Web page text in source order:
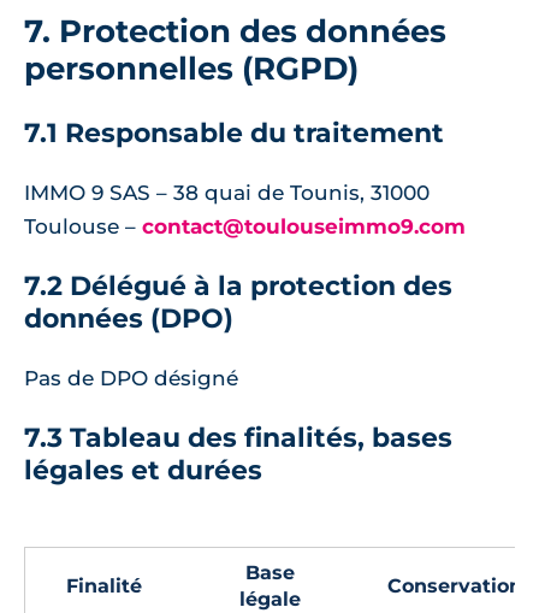
7. Protection des données
personnelles (RGPD)
7.1 Responsable du traitement
IMMO 9 SAS – 38 quai de Tounis, 31000
Toulouse – contact@toulouseimmo9.com
7.2 Délégué à la protection des
données (DPO)
Pas de DPO désigné
7.3 Tableau des finalités, bases
légales et durées
Finalité
Base
légale
Conservation